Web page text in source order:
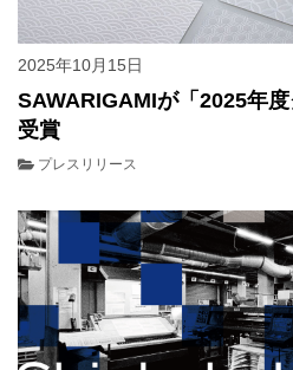
2025年10月15日
SAWARIGAMIが「2025年
受賞
プレスリリース